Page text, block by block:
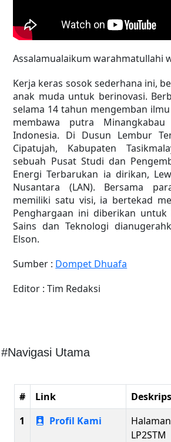
Assalamualaikum warahmatullahi
Kerja keras sosok sederhana ini,
anak muda untuk berinovasi.
selama 14 tahun mengemban
membawa putra
Indonesia. Di Dusun Lembur
Cipatujah, Kabupaten
sebuah Pusat Studi dan
Energi Terbarukan ia dirikan,
Nusantara (LAN). Bersama
memiliki satu visi, ia bertekad
Penghargaan ini diberikan untuk
Sains dan Teknologi
Elson.
Sumber : Dompet Dhuafa
Editor : Tim Redaksi
#Navigasi Utama
# Link
1
Profil Kami
LP2STM